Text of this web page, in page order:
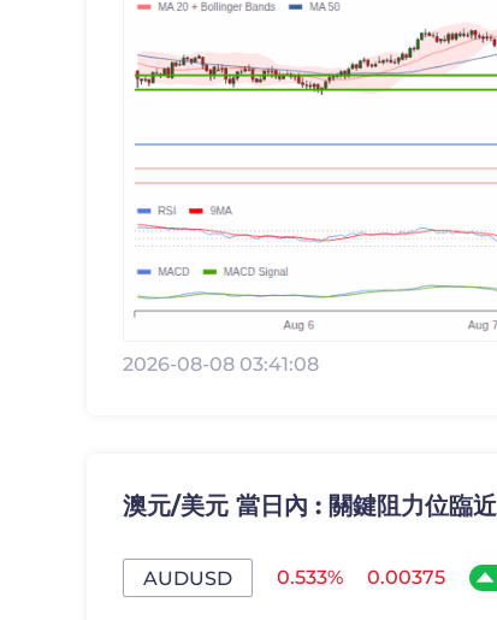
2026-08-08 03:41:08
澳元/美元 當日內 : 關鍵阻力位臨近
AUDUSD 0.533% 0.00375